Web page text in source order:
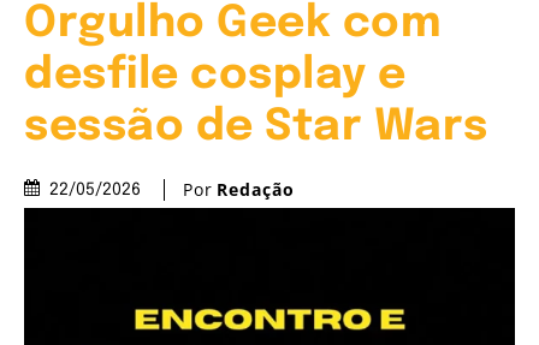
Orgulho Geek com
desfile cosplay e
sessão de Star Wars
22/05/2026 Por Redação